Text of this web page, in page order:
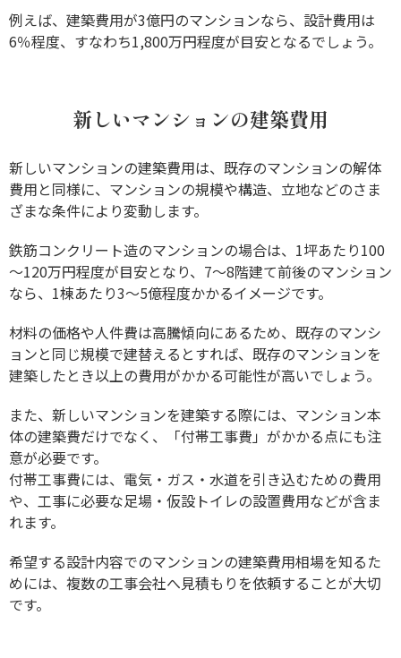
例えば、建築費用が3億円のマンションなら、設計費用は
6％程度、すなわち1,800万円程度が目安となるでしょう。
新しいマンションの建築費用
新しいマンションの建築費用は、既存のマンションの解体
費用と同様に、マンションの規模や構造、立地などのさま
ざまな条件により変動します。
鉄筋コンクリート造のマンションの場合は、1坪あたり100
～120万円程度が目安となり、7～8階建て前後のマンション
なら、1棟あたり3～5億程度かかるイメージです。
材料の価格や人件費は高騰傾向にあるため、既存のマンシ
ョンと同じ規模で建替えるとすれば、既存のマンションを
建築したとき以上の費用がかかる可能性が高いでしょう。
また、新しいマンションを建築する際には、マンション本
体の建築費だけでなく、「付帯工事費」がかかる点にも注
意が必要です。
付帯工事費には、電気・ガス・水道を引き込むための費用
や、工事に必要な足場・仮設トイレの設置費用などが含ま
れます。
希望する設計内容でのマンションの建築費用相場を知るた
めには、複数の工事会社へ見積もりを依頼することが大切
です。